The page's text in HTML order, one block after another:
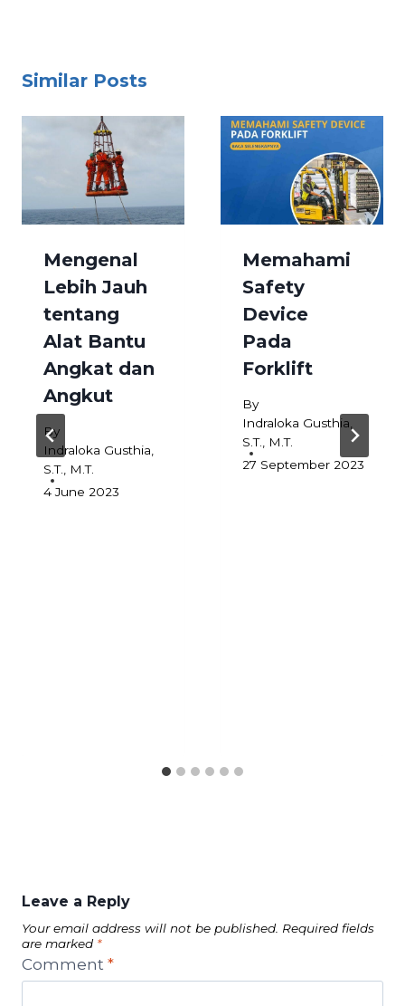
Similar Posts
Mengenal
Lebih Jauh
tentang
Alat Bantu
Angkat dan
Angkut
By
Indraloka Gusthia,
S.T., M.T.
4 June 2023
Memahami
Safety
Device
Pada
Forklift
By
Indraloka Gusthia,
S.T., M.T.
27 September 2023
Leave a Reply
Your email address will not be published. Required fields
are marked *
Comment *